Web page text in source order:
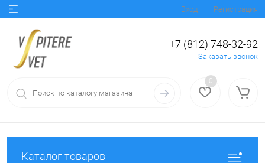
Вход Регистрация
+7 (812) 748-32-92
Заказать звонок
0
Каталог товаров